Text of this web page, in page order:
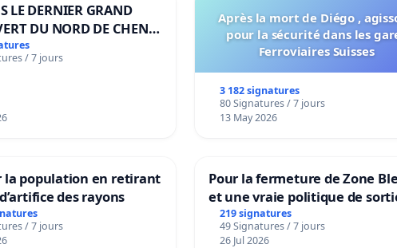
LE DERNIER GRAND
DU NORD DE CHENE-
/ 7 jours
Après la mort de Diégo ,
pour la sécurité dans les
Ferroviaires Suisses
3 182 signatures
80 Signatures / 7 jours
13 May 2026
la population en retirant
des rayons
/ 7 jours
Pour la fermeture de Zone
et une vraie politique de
la dépendance
219 signatures
49 Signatures / 7 jours
26 Jul 2026